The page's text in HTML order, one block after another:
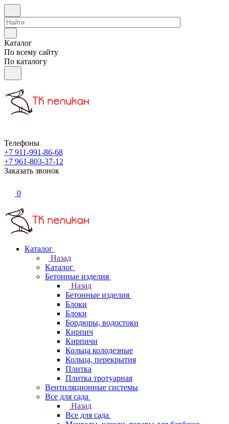
Каталог
По всему сайту
По каталогу
Телефоны
+7 911-991-86-68
+7 961-803-37-12
Заказать звонок
0
Каталог
Назад
Каталог
Бетонные изделия
Назад
Бетонные изделия
Блоки
Блоки
Бордюры, водостоки
Кирпич
Кирпичи
Кольца колодезные
Кольца, перекрытия
Плитка
Плитка тротуарная
Вентиляционные системы
Все для сада
Назад
Все для сада